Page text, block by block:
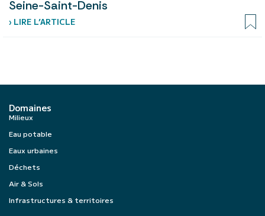
Seine-Saint-Denis
› LIRE L’ARTICLE
Domaines
Milieux
Eau potable
Eaux urbaines
Déchets
Air & Sols
Infrastructures & territoires